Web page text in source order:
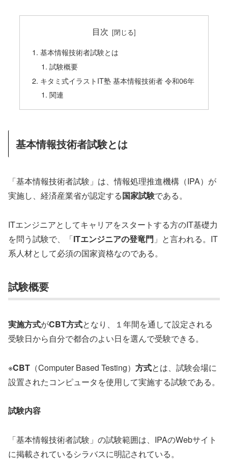
目次
基本情報技術者試験とは
試験概要
キタミ式イラストIT塾 基本情報技術者 令和06年
関連
基本情報技術者試験とは
「基本情報技術者試験」は、情報処理推進機構（IPA）が
実施し、経済産業省が認定する国家試験である。
ITエンジニアとしてキャリアをスタートする方のIT基礎力
を問う試験で、「ITエンジニアの登竜門 」と言われる。IT
系人材として必須の国家資格なのである。
試験概要
実施方式がCBT方式となり、１年間を通して設定される
受験日から自分で都合のよい日を選んで受験できる。
※CBT （Computer Based Testing） 方式とは、試験会場に
設置されたコンピュータを使用して実施する試験である。
試験内容
「基本情報技術者試験」の試験範囲は、IPAのWebサイト
に掲載されているシラバスに明記されている。